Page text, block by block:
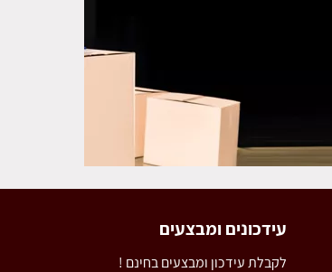
עידכונים ומבצעים
לקבלת עידכון ומבצעים בחינם !